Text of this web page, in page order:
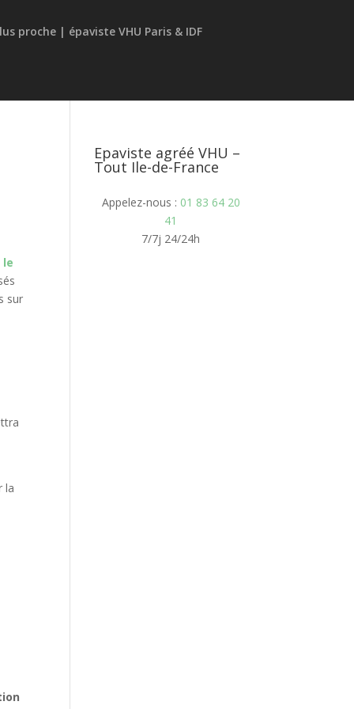
le
sur
la
Epaviste agréé VHU –
Tout Ile-de-France
Appelez-nous : 01 83 64 20
41
7/7j 24/24h